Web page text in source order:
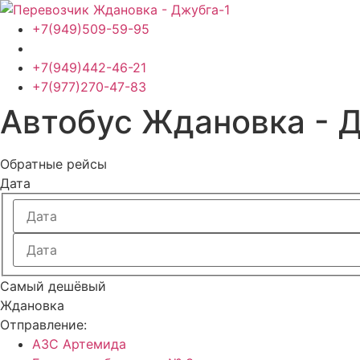
Перейти
содержимому
+7(949)509-59-95
+7(949)442-46-21
+7(977)270-47-83
Автобус Ждановка -
Обратные рейсы
Дата
Самый дешёвый
Ждановка
Отправление:
АЗС Артемида